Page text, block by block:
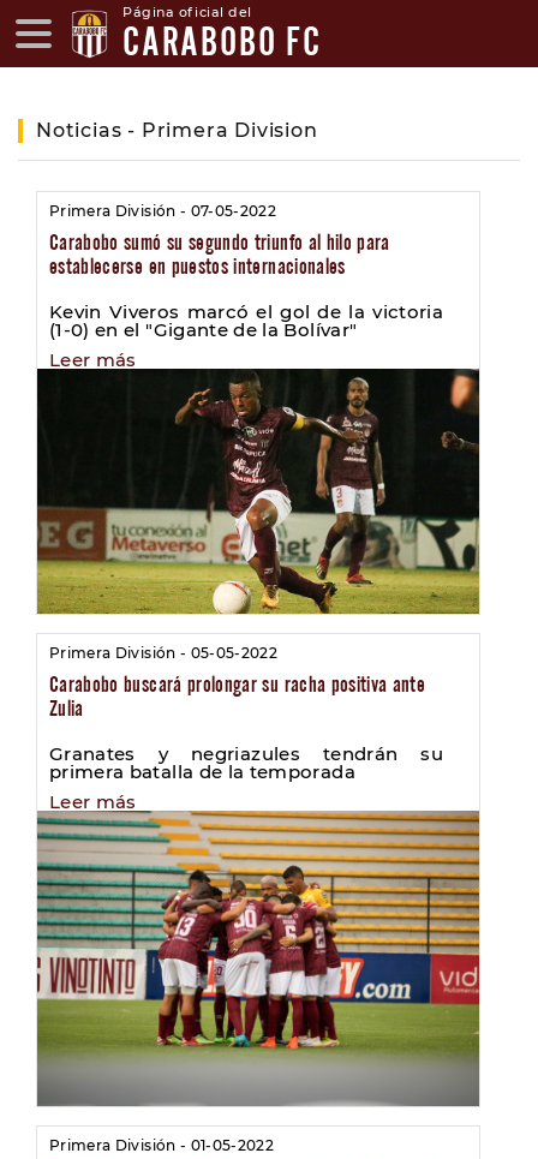
Página oficial del
CARABOBO FC
Noticias - Primera Division
Primera División - 07-05-2022
Carabobo sumó su segundo triunfo al hilo para
establecerse en puestos internacionales
Kevin Viveros marcó el gol de la victoria
(1-0) en el "Gigante de la Bolívar"
Leer más
Primera División - 05-05-2022
Carabobo buscará prolongar su racha positiva ante
Zulia
Granates y negriazules tendrán su
primera batalla de la temporada
Leer más
Primera División - 01-05-2022